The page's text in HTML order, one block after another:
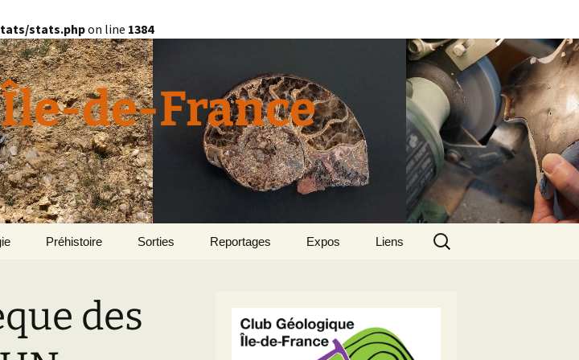
stats.phpon line 1384
de-France
du
Grignon
Préhistoire Sorties Reportages Expos Liens
Rechercher :
des